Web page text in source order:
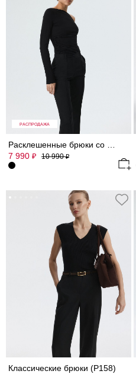
РАСПРОДАЖА
7 990 ₽ 10 990₽
Классические брюки (Р158)